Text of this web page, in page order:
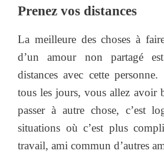
Prenez vos distances
La meilleure des choses à
d’un amour non partagé
distances avec cette
tous les jours, vous allez avoir
passer à autre chose, c’est
situations où c’est plus
travail, ami commun d’autres